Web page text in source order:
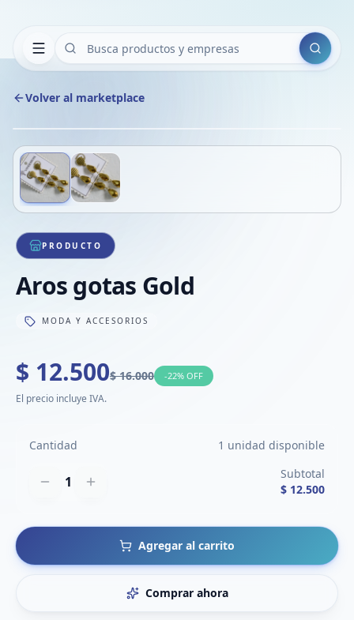
Buscar
Volver al marketplace
1/2
PRODUCTO
Aros gotas Gold
MODA Y ACCESORIOS
$ 12.500$ 16.000 -22% OFF
El precio incluye IVA.
Cantidad 1 unidad disponible
1
Subtotal
$ 12.500
Agregar al carrito
Comprar ahora